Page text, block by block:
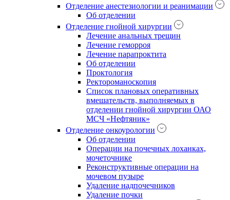
Отделение анестезиологии и реанимации
Об отделении
Отделение гнойной хирургии
Лечение анальных трещин
Лечение геморроя
Лечение парапроктита
Об отделении
Проктология
Ректороманоскопия
Список плановых оперативных
вмешательств, выполняемых в
отделении гнойной хирургии ОАО
МСЧ «Нефтяник»
Отделение онкоурологии
Об отделении
Операции на почечных лоханках,
мочеточнике
Реконструктивные операции на
мочевом пузыре
Удаление надпочечников
Удаление почки